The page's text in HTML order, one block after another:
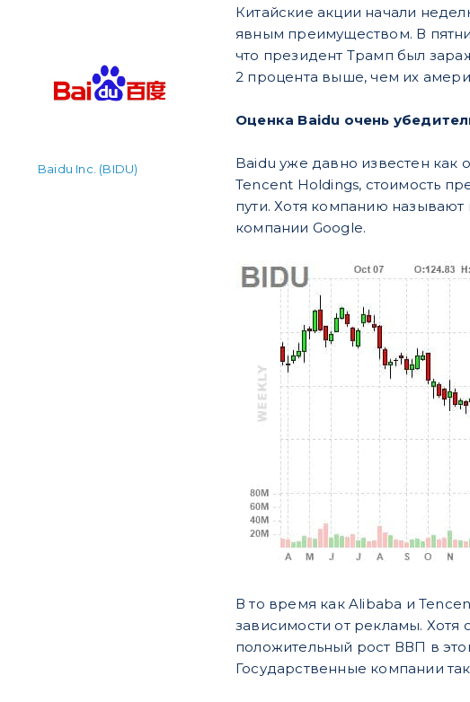
Baidu Inc. (BIDU)
Китайские акции начали
явным преимуществом. В
что президент Трамп был
2 процента выше, чем их
Оценка Baidu очень
Baidu уже давно известен как
Tencent Holdings, стоимость
пути. Хотя компанию
компании Google.
В то время как Alibaba и
зависимости от рекламы.
положительный рост ВВП в
Государственные компании